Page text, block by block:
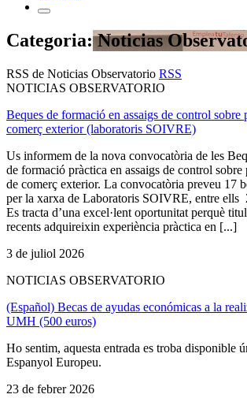
Categoria: Noticias
RSS de Noticias Observatorio RSS
NOTICIAS OBSERVATORIO
Beques de formació en assaigs de control sobre
comerç exterior (laboratoris SOIVRE)
Us informem de la nova convocatòria de les
de formació pràctica en assaigs de control sobre
de comerç exterior. La convocatòria preveu 17
per la xarxa de Laboratoris SOIVRE, entre ells
Es tracta d’una excel·lent oportunitat perquè
recents adquireixin experiència pràctica en [...]
3 de juliol 2026
NOTICIAS OBSERVATORIO
(Español) Becas de ayudas económicas a la
UMH (500 euros)
Ho sentim, aquesta entrada es troba disponible
Espanyol Europeu.
23 de febrer 2026